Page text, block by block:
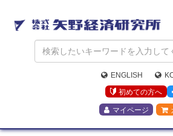
矢
野
経
済
研
究
所
ENGLISH
初めての方へ
マイページ